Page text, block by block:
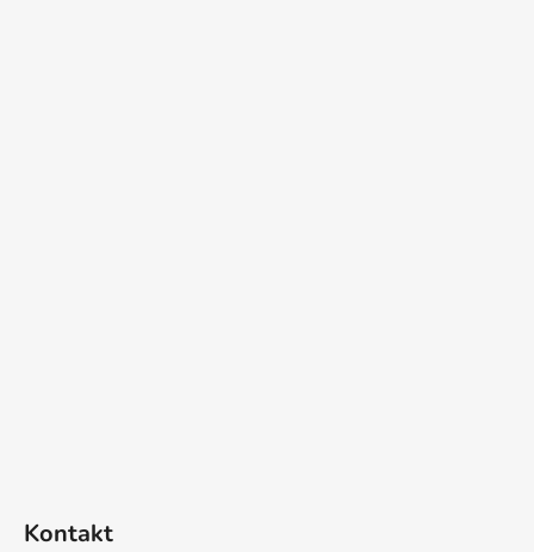
Kontakt